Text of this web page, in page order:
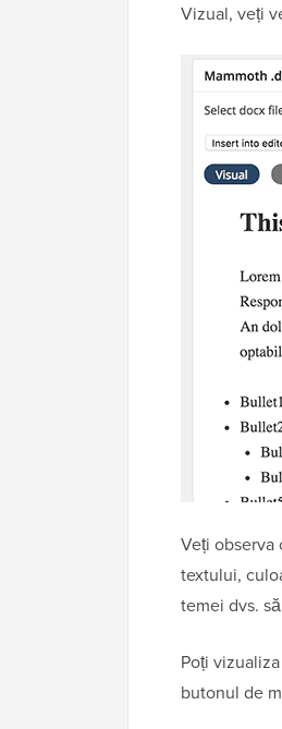
Vizual, veți
Veți observa
textului,
temei dvs.
Poți
butonul de